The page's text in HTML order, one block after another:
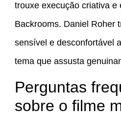
trouxe execução criativa e
Backrooms. Daniel Roher
sensível e desconfortável
tema que assusta
Perguntas
sobre o filme